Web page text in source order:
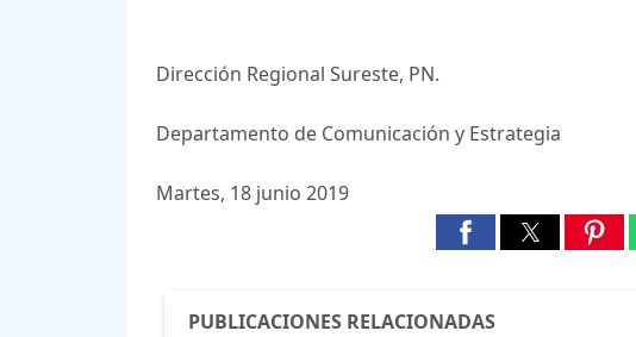
Dirección Regional Sureste, PN.
Departamento de Comunicación y Estrategia
Martes, 18 junio 2019
PUBLICACIONES RELACIONADAS